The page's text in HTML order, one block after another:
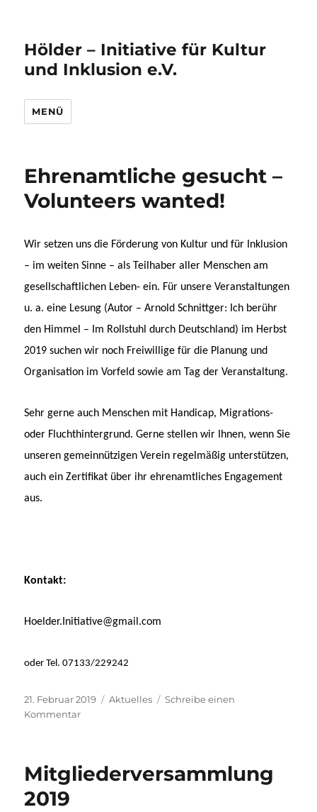
Hölder – Initiative für Kultur
und Inklusion e.V.
MENÜ
Ehrenamtliche gesucht –
Volunteers wanted!
Wir setzen uns die Förderung von Kultur und für Inklusion
– im weiten Sinne – als Teilhaber aller Menschen am
gesellschaftlichen Leben- ein. Für unsere Veranstaltungen
u. a. eine Lesung (Autor – Arnold Schnittger: Ich berühr
den Himmel – Im Rollstuhl durch Deutschland) im Herbst
2019 suchen wir noch Freiwillige für die Planung und
Organisation im Vorfeld sowie am Tag der Veranstaltung.
Sehr gerne auch Menschen mit Handicap, Migrations-
oder Fluchthintergrund. Gerne stellen wir Ihnen, wenn Sie
unseren gemeinnützigen Verein regelmäßig unterstützen,
auch ein Zertifikat über ihr ehrenamtliches Engagement
aus.
Kontakt:
Hoelder.Initiative@gmail.com
oder Tel. 07133/229242
Veröffentlicht
am
21. Februar 2019 Kategorien
Aktuelles
Schreibe einen
Kommentarzu
Volunteers
Mitgliederversammlung
2019